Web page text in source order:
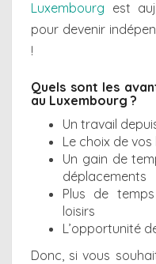
Luxembourg est
pour devenir
!
Quels sont les
au Luxembourg ?
Un travail
Le choix de
Un gain de
déplacements
Plus de
loisirs
L’opportunité
Donc, si vous